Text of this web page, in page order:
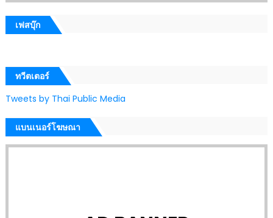
เฟสบุ๊ก
ทวีตเตอร์
Tweets by Thai Public Media
แบนเนอร์โฆษณา